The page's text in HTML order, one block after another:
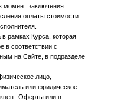
момент заключения
оплаты стоимости
в рамках Курса, которая
в соответствии с
на Сайте, в подразделе
лицо,
или юридическое
Оферты или в